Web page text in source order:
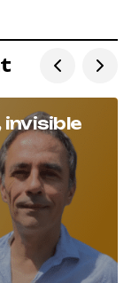
invisible